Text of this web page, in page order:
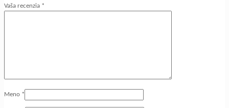
Vaša recenzia *
Meno *